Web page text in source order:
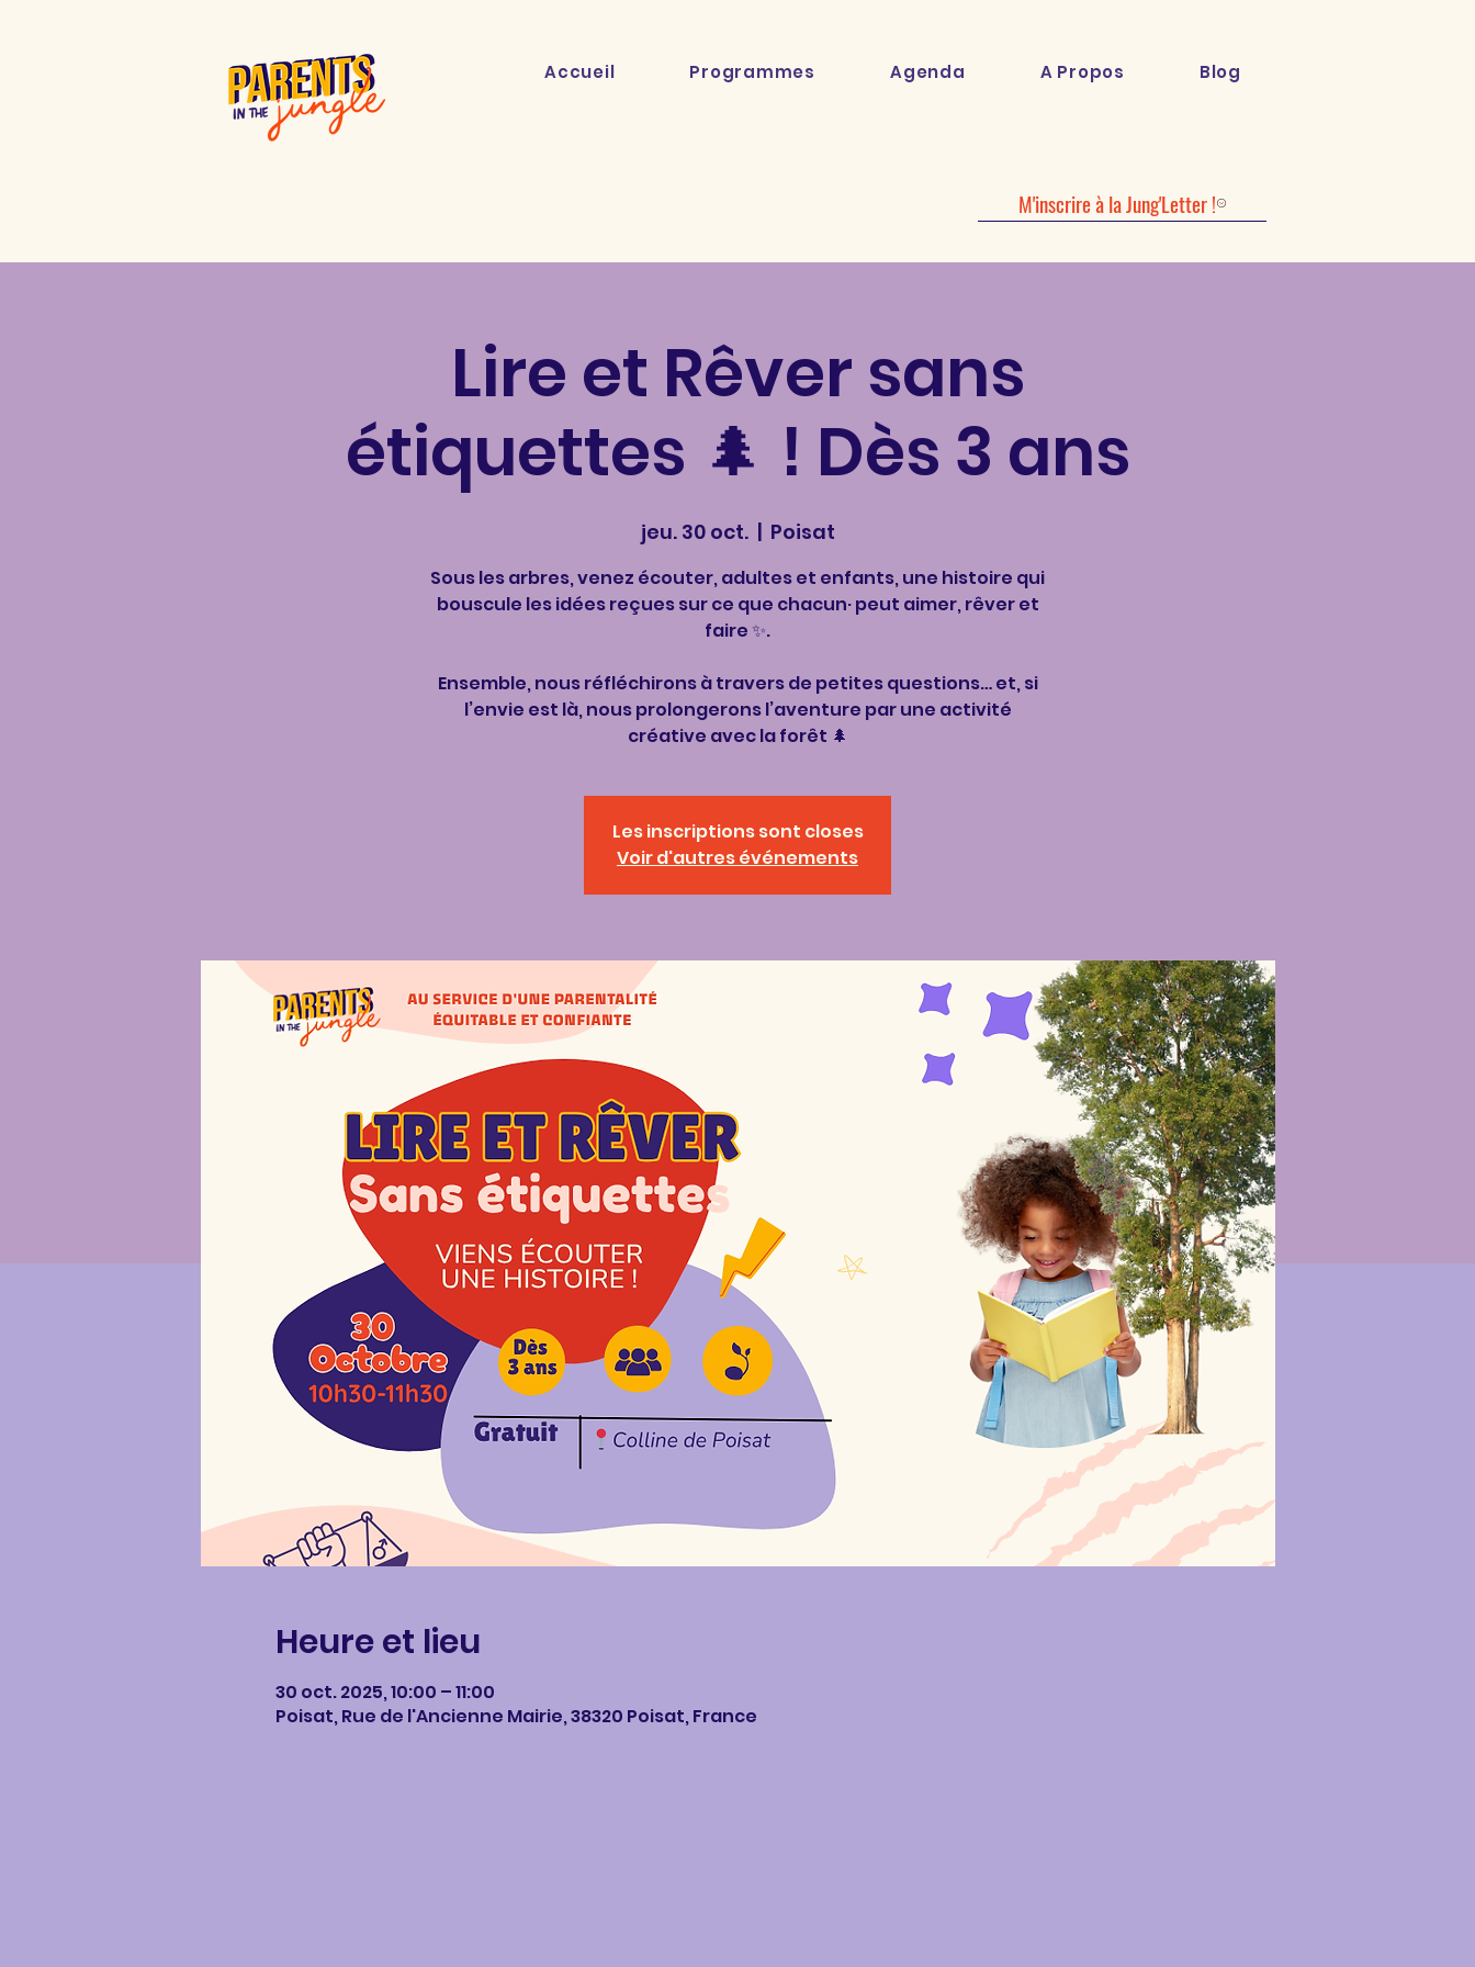
Accueil Programmes Agenda A Propos Blog
M'inscrire à la Jung'Letter !
Lire et Rêver sans
étiquettes 🌲​ ! Dès 3 ans
jeu. 30 oct.
  |
Poisat
Sous les arbres, venez écouter, adultes et enfants, une histoire qui
bouscule les idées reçues sur ce que chacun· peut aimer, rêver et
faire ✨.
Ensemble, nous réfléchirons à travers de petites questions… et, si
l’envie est là, nous prolongerons l’aventure par une activité
créative avec la forêt 🌲​
Les inscriptions sont closes
Voir d'autres événements
Heure et lieu
30 oct. 2025, 10:00 – 11:00
Poisat, Rue de l'Ancienne Mairie, 38320 Poisat, France